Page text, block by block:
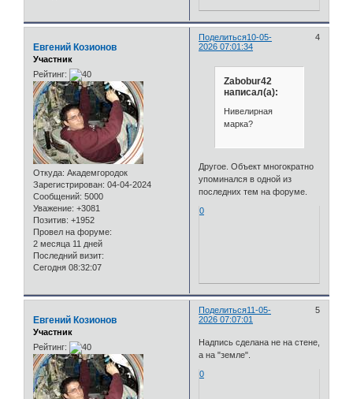
Поделиться 4
10-05-
2026 07:01:34
Евгений Козионов
Участник
Рейтинг:
Откуда: Академгородок
Зарегистрирован: 04-04-2024
Сообщений: 5000
Уважение: +3081
Позитив: +1952
Провел на форуме:
2 месяца 11 дней
Последний визит:
Сегодня 08:32:07
Zabobur42
написал(а):
Нивелирная
марка?
Другое. Объект многократно
упоминался в одной из
последних тем на форуме.
0
Поделиться 5
11-05-
2026 07:07:01
Евгений Козионов
Участник
Рейтинг:
Надпись сделана не на стене,
а на "земле".
0